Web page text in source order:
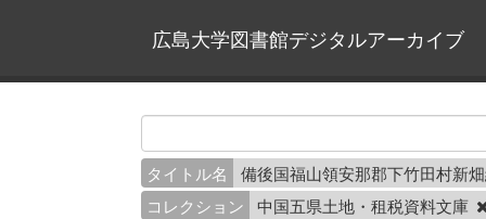
広島大学図書館デジタルアーカイブ
タイトル名
備後国福山領安那郡下竹田村新
コレクション
中国五県土地・租税資料文庫